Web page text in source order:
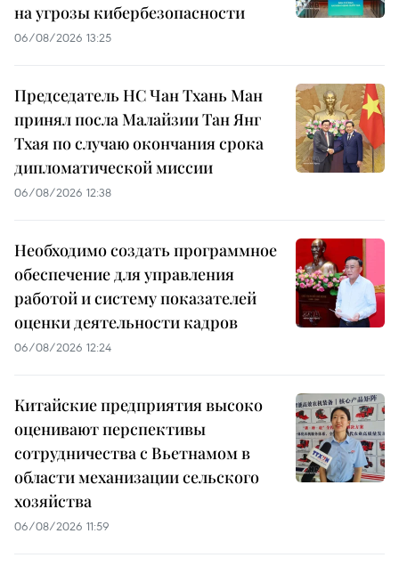
на угрозы кибербезопасности
06/08/2026 13:25
Председатель НС Чан Тхань Ман
принял посла Малайзии Тан Янг
Тхая по случаю окончания срока
дипломатической миссии
06/08/2026 12:38
Необходимо создать программное
обеспечение для управления
работой и систему показателей
оценки деятельности кадров
06/08/2026 12:24
Китайские предприятия высоко
оценивают перспективы
сотрудничества с Вьетнамом в
области механизации сельского
хозяйства
06/08/2026 11:59